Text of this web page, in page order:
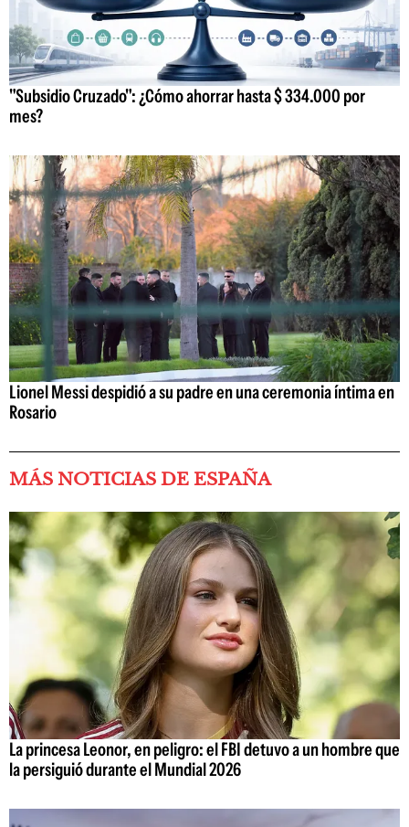
"Subsidio Cruzado": ¿Cómo ahorrar hasta $ 334.000 por
mes?
Lionel Messi despidió a su padre en una ceremonia íntima en
Rosario
MÁS NOTICIAS DE ESPAÑA
La princesa Leonor, en peligro: el FBI detuvo a un hombre que
la persiguió durante el Mundial 2026